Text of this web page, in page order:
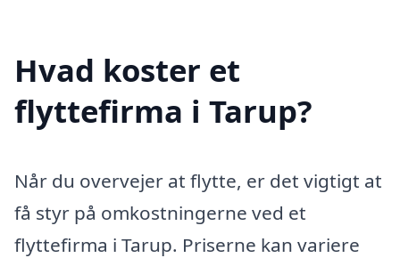
Hvad koster et
flyttefirma i Tarup?
Når du overvejer at flytte, er det vigtigt at
få styr på omkostningerne ved et
flyttefirma i Tarup. Priserne kan variere